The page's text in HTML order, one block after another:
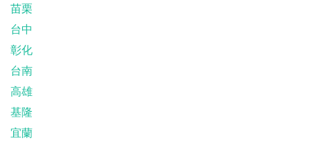
苗栗
台中
彰化
台南
高雄
基隆
宜蘭